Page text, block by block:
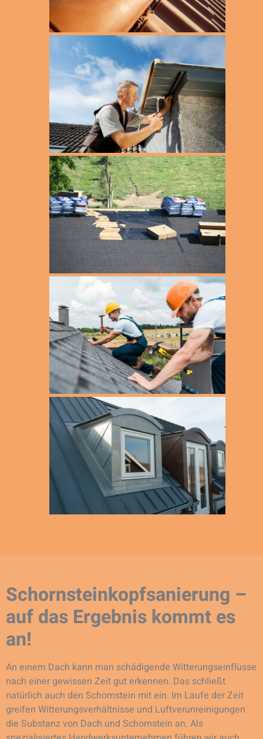
Schornsteinkopfsanierung –
auf das Ergebnis kommt es
an!
An einem Dach kann man schädigende Witterungseinflüsse
nach einer gewissen Zeit gut erkennen. Das schließt
natürlich auch den Schornstein mit ein. Im Laufe der Zeit
greifen Witterungsverhältnisse und Luftverunreinigungen
die Substanz von Dach und Schornstein an. Als